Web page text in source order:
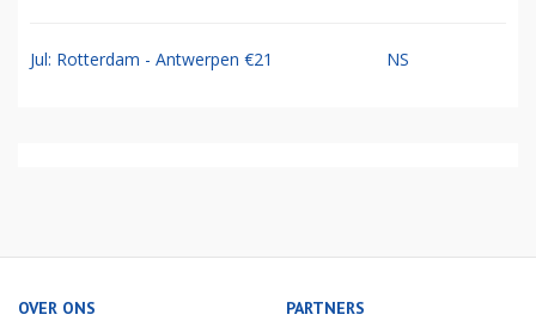
Jul: Rotterdam - Antwerpen €21 NS
OVER ONS PARTNERS